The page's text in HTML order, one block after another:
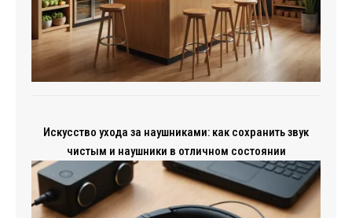
Искусство ухода за наушниками: как сохранить звук
чистым и наушники в отличном состоянии